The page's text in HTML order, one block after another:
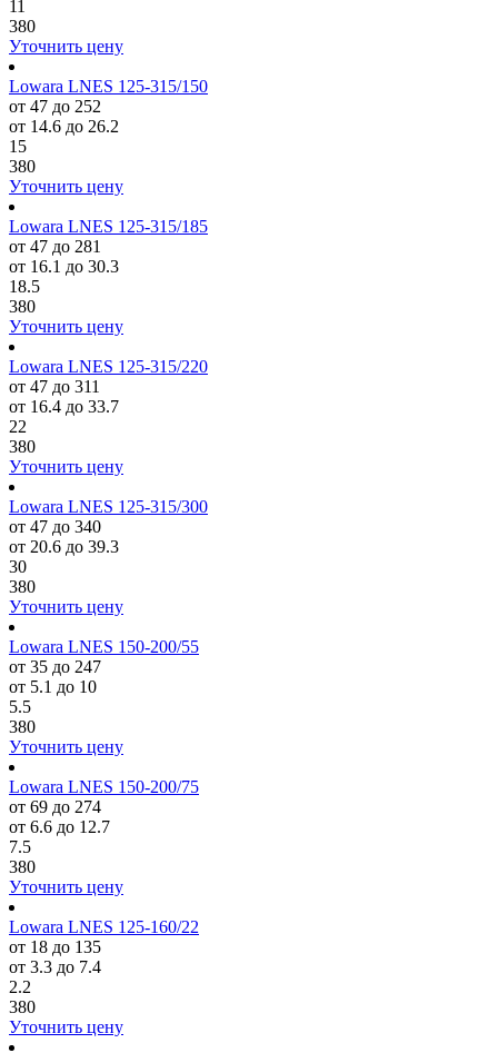
11
380
Уточнить цену
Lowara LNES 125-315/150
от 47 до 252
от 14.6 до 26.2
15
380
Уточнить цену
Lowara LNES 125-315/185
от 47 до 281
от 16.1 до 30.3
18.5
380
Уточнить цену
Lowara LNES 125-315/220
от 47 до 311
от 16.4 до 33.7
22
380
Уточнить цену
Lowara LNES 125-315/300
от 47 до 340
от 20.6 до 39.3
30
380
Уточнить цену
Lowara LNES 150-200/55
от 35 до 247
от 5.1 до 10
5.5
380
Уточнить цену
Lowara LNES 150-200/75
от 69 до 274
от 6.6 до 12.7
7.5
380
Уточнить цену
Lowara LNES 125-160/22
от 18 до 135
от 3.3 до 7.4
2.2
380
Уточнить цену